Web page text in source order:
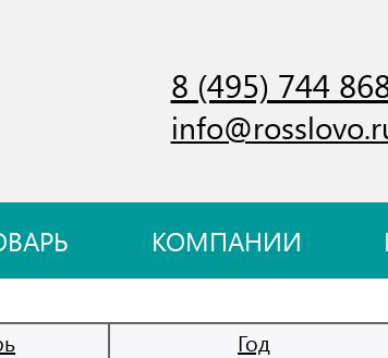
8 (495) 744
КОМПАНИИ
Год